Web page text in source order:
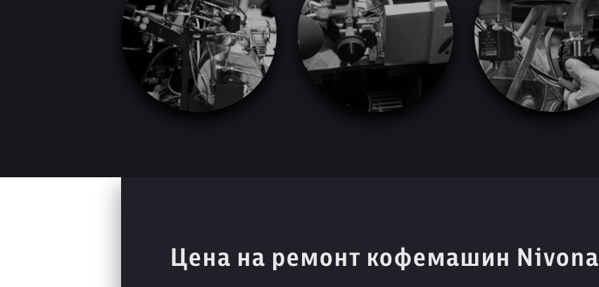
Цена на ремонт кофемашин Nivona